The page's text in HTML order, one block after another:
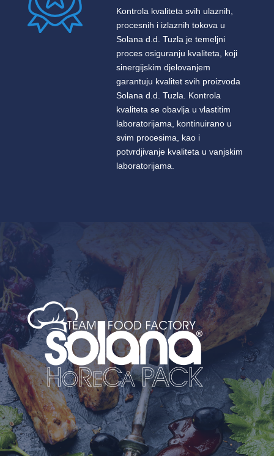
Kontrola kvaliteta svih ulaznih,
procesnih i izlaznih tokova u
Solana d.d. Tuzla je temeljni
proces osiguranju kvaliteta, koji
sinergijskim djelovanjem
garantuju kvalitet svih proizvoda
Solana d.d. Tuzla. Kontrola
kvaliteta se obavlja u vlastitim
laboratorijama, kontinuirano u
svim procesima, kao i
potvrdjivanje kvaliteta u vanjskim
laboratorijama.